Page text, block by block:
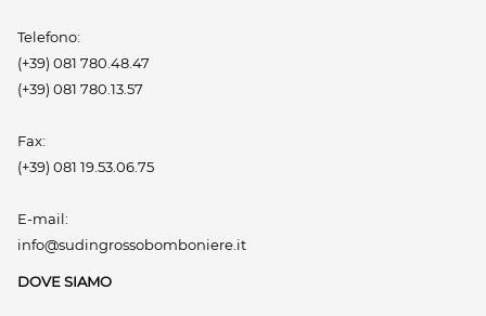
Telefono:
(+39) 081 780.48.47
(+39) 081 780.13.57
Fax:
(+39) 081 19.53.06.75
E-mail:
info@sudingrossobomboniere.it
DOVE SIAMO